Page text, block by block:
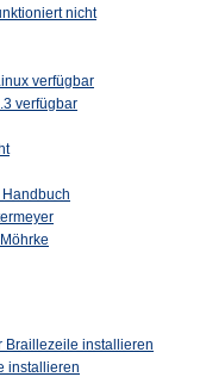
nicht
verfügbar
verfügbar
Braillezeile installieren
installieren